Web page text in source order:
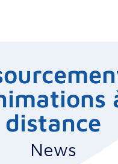
distance
News